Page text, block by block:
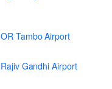
OR Tambo Airport
Rajiv Gandhi Airport